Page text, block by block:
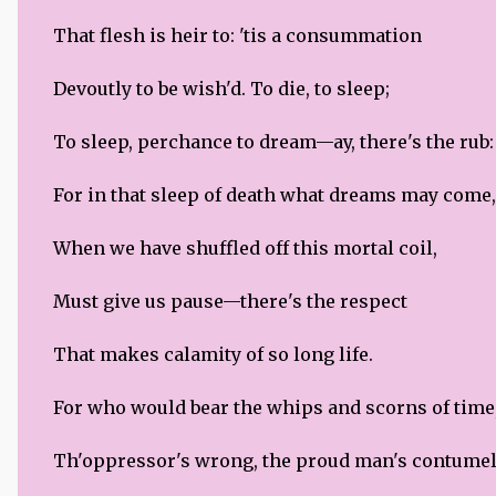
That flesh is heir to: 'tis a consummation
Devoutly to be wish'd. To die, to sleep;
To sleep, perchance to dream—ay, there's the rub:
For in that sleep of death what dreams may come,
When we have shuffled off this mortal coil,
Must give us pause—there's the respect
That makes calamity of so long life.
For who would bear the whips and scorns of
Th'oppressor's wrong, the proud man's